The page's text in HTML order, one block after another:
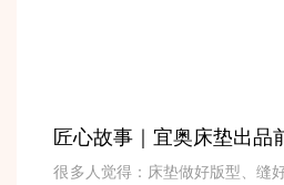
匠心故事｜宜奥床垫出品
很多人觉得：床垫做好版型、缝